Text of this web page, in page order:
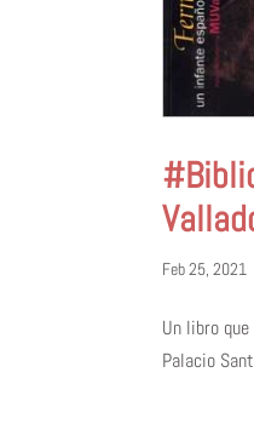
Feb 25, 2021
Un libro
Palacio